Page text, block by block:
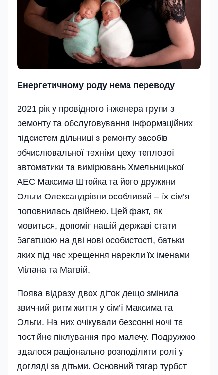
Енергетичному роду нема переводу
2021 рік у провідного інженера групи з
ремонту та обслуговування інформаційних
підсистем дільниці з ремонту засобів
обчислювальної техніки цеху теплової
автоматики та вимірювань Хмельницької
АЕС Максима Штойка та його дружини
Ольги Олександрівни особливий – їх сім’я
поповнилась двійнею. Цей факт, як
мовиться, допоміг нашій державі стати
багатшою на дві нові особистості, батьки
яких під час хрещення нарекли їх іменами
Мілана та Матвій.
Поява відразу двох діток дещо змінила
звичний ритм життя у сім’ї Максима та
Ольги. На них очікували безсонні ночі та
постійне піклування про малечу. Подружжю
вдалося раціонально розподілити ролі у
догляді за дітьми. Основний тягар турбот